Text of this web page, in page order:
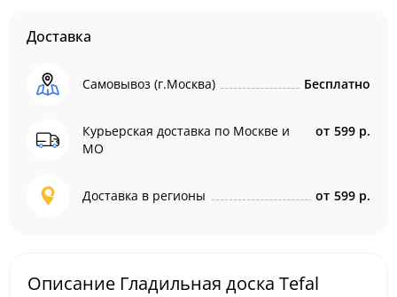
Доставка
Самовывоз (г.Москва) Бесплатно
Курьерская доставка по Москве и
МО
от 599 р.
Доставка в регионы от 599 р.
Описание Гладильная доска Tefal